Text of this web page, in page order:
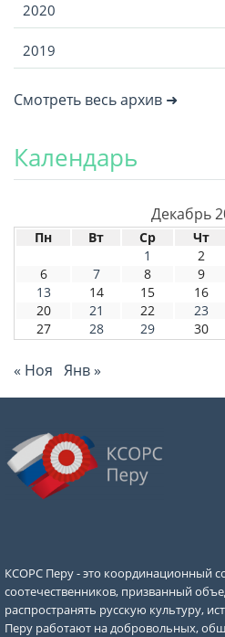
2020
2019
Смотреть весь архив ➜
Календарь
Декабрь
Пн Вт Ср Чт
1
2
6
7 8 9
13
14 15 16
20
21 22 23
27
28 29 30
« Ноя Янв »
КСОРС Перу - это координационный
соотечественников, призванный
распространять русскую культуру,
Перу работают на добровольных,